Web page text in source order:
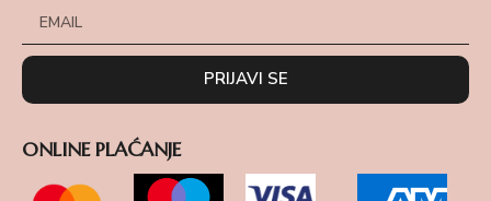
PRIJAVI SE
ONLINE PLAĆANJE